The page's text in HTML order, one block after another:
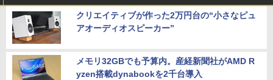
クリエイティブが作った2万円台の“小さなピュ
アオーディオスピーカー”
メモリ32GBでも予算内。産経新聞社がAMD R
yzen搭載dynabookを2千台導入